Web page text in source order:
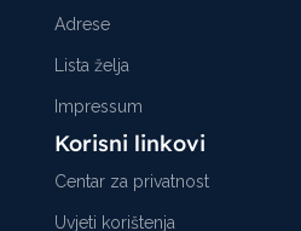
Adrese
Lista želja
Impressum
Korisni linkovi
Centar za privatnost
Uvjeti korištenja